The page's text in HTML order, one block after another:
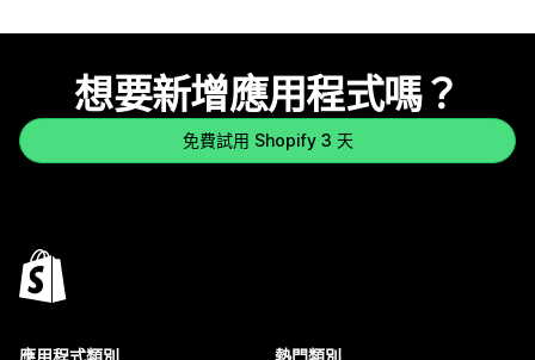
想要新增應用程式嗎？
免費試用 Shopify 3 天